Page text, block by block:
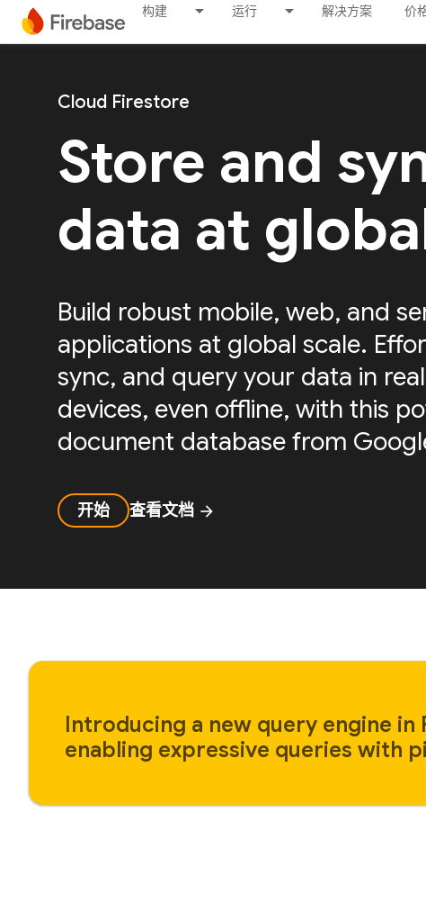
构建 运行 解决方案 价
Cloud Firestore
Store and
data at
Build robust mobile, web, and
applications at global scale.
sync, and query your data in
devices, even offline, with this
document database from
开始 查看文档 arrow_forward
Introducing a new query engine
enabling expressive queries with